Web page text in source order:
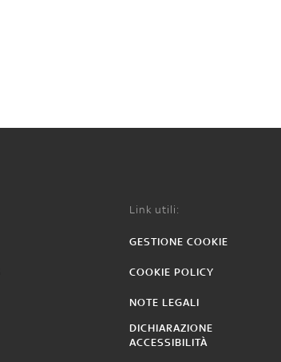
Link utili:
GESTIONE COOKIE
COOKIE POLICY
NOTE LEGALI
DICHIARAZIONE
ACCESSIBILITÀ